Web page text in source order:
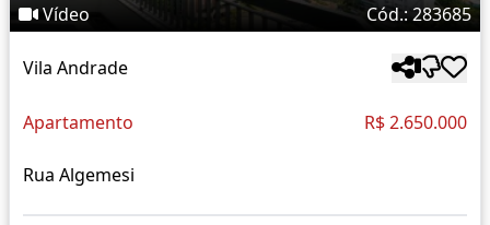
Vídeo Cód.: 283685
Vila Andrade
Apartamento R$ 2.650.000
Rua Algemesi